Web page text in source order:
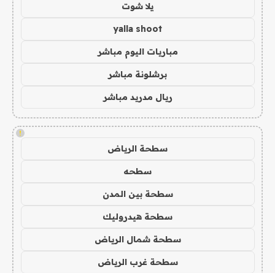
يلا شوت
yalla shoot
مباريات اليوم مباشر
برشلونة مباشر
ريال مدريد مباشر
!
سطحة الرياض
سطحه
سطحة بين المدن
سطحة هيدروليك
سطحة شمال الرياض
سطحة غرب الرياض